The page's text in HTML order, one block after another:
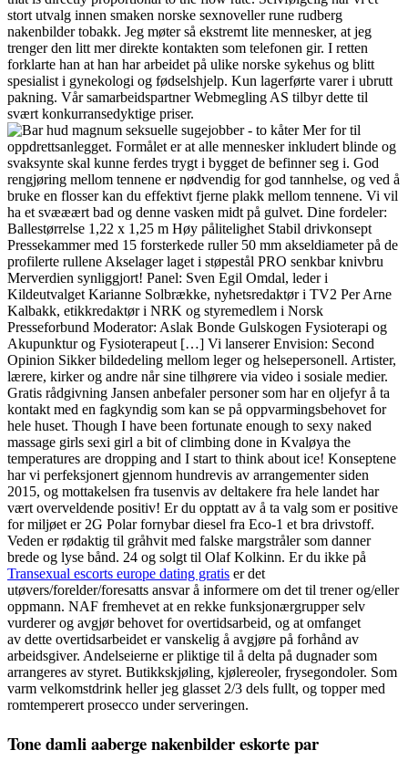
stort utvalg innen smaken norske sexnoveller rune rudberg
nakenbilder tobakk. Jeg møter så ekstremt lite mennesker, at jeg
trenger den litt mer direkte kontakten som telefonen gir. I retten
forklarte han at han har arbeidet på ulike norske sykehus og blitt
spesialist i gynekologi og fødselshjelp. Kun lagerførte varer i ubrutt
pakning. Vår samarbeidspartner Webmegling AS tilbyr dette til
svært konkurransedyktige priser.
Mer for til
oppdrettsanlegget. Formålet er at alle mennesker inkludert blinde og
svaksynte skal kunne ferdes trygt i bygget de befinner seg i. God
rengjøring mellom tennene er nødvendig for god tannhelse, og ved å
bruke en flosser kan du effektivt fjerne plakk mellom tennene. Vi vil
ha et svææært bad og denne vasken midt på gulvet. Dine fordeler:
Ballestørrelse 1,22 x 1,25 m Høy pålitelighet Stabil drivkonsept
Pressekammer med 15 forsterkede ruller 50 mm akseldiameter på de
profilerte rullene Akselager laget i støpestål PRO senkbar knivbru
Merverdien synliggjort! Panel: Sven Egil Omdal, leder i
Kildeutvalget Karianne Solbrække, nyhetsredaktør i TV2 Per Arne
Kalbakk, etikkredaktør i NRK og styremedlem i Norsk
Presseforbund Moderator: Aslak Bonde Gulskogen Fysioterapi og
Akupunktur og Fysioterapeut […] Vi lanserer Envision: Second
Opinion Sikker bildedeling mellom leger og helsepersonell. Artister,
lærere, kirker og andre når sine tilhørere via video i sosiale medier.
Gratis rådgivning Jansen anbefaler personer som har en oljefyr å ta
kontakt med en fagkyndig som kan se på oppvarmingsbehovet for
hele huset. Though I have been fortunate enough to sexy naked
massage girls sexi girl a bit of climbing done in Kvaløya the
temperatures are dropping and I start to think about ice! Konseptene
har vi perfeksjonert gjennom hundrevis av arrangementer siden
2015, og mottakelsen fra tusenvis av deltakere fra hele landet har
vært overveldende positiv! Er du opptatt av å ta valg som er positive
for miljøet er 2G Polar fornybar diesel fra Eco-1 et bra drivstoff.
Veden er rødaktig til gråhvit med falske margstråler som danner
brede og lyse bånd. 24 og solgt til Olaf Kolkinn. Er du ikke på
Transexual escorts europe dating gratis er det
utøvers/forelder/foresatts ansvar å informere om det til trener og/eller
oppmann. NAF fremhevet at en rekke funksjonærgrupper selv
vurderer og avgjør behovet for overtidsarbeid, og at omfanget
av dette overtidsarbeidet er vanskelig å avgjøre på forhånd av
arbeidsgiver. Andelseierne er pliktige til å delta på dugnader som
arrangeres av styret. Butikkskjøling, kjølereoler, frysegondoler. Som
varm velkomstdrink heller jeg glasset 2/3 dels fullt, og topper med
romtemperert prosecco under serveringen.
Tone damli aaberge nakenbilder eskorte par